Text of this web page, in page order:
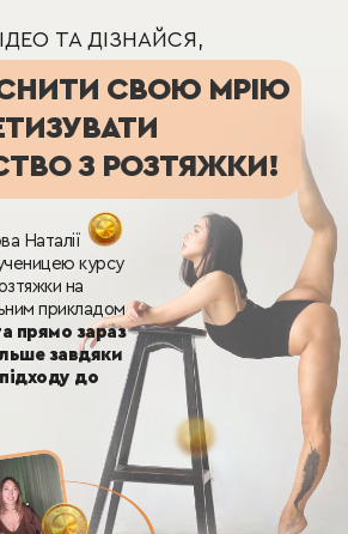
ТА ДІЗНАЙСЯ,
Наталії
курсу
на
прикладом
прямо зараз
завдяки
до
СВОЮ МРІЮ
З РОЗТЯЖКИ!